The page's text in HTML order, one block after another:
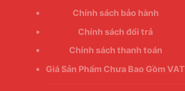
Chính sách bảo hành
Chính sách đổi trả
Chính sách thanh toán
Giá Sản Phẩm Chưa Bao Gồm VAT